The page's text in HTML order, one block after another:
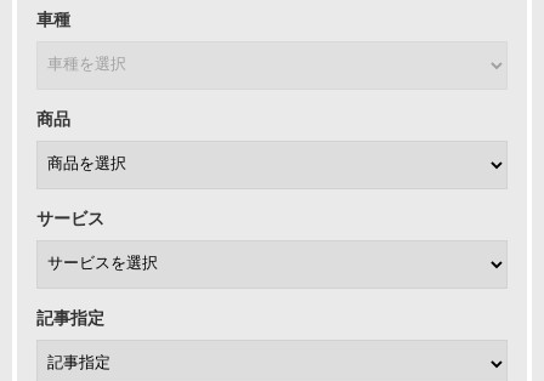
車種
商品
サービス
記事指定